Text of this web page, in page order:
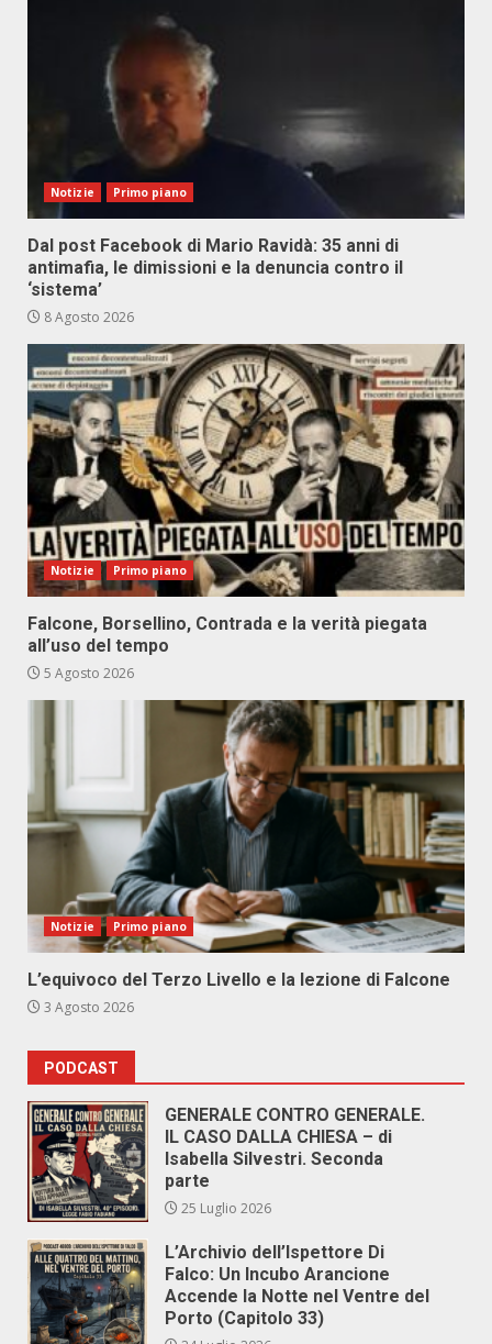
Notizie Primo piano
Dal post Facebook di Mario Ravidà: 35 anni di
antimafia, le dimissioni e la denuncia contro il
‘sistema’
8 Agosto 2026
Notizie Primo piano
Falcone, Borsellino, Contrada e la verità piegata
all’uso del tempo
5 Agosto 2026
Notizie Primo piano
L’equivoco del Terzo Livello e la lezione di Falcone
3 Agosto 2026
PODCAST
GENERALE CONTRO GENERALE.
IL CASO DALLA CHIESA – di
Isabella Silvestri. Seconda
parte
25 Luglio 2026
L’Archivio dell’Ispettore Di
Falco: Un Incubo Arancione
Accende la Notte nel Ventre del
Porto (Capitolo 33)